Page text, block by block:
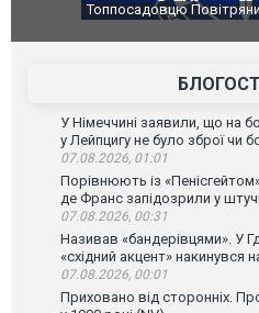
Повітряних Сил вручили нову
У Німеччині заявили, що на
у Лейпцигу не було зброї чи
07.08.2026, 01:01
Порівнюють із
де Франс запідозрили у
07.08.2026, 00:31
Називав «бандерівцями». У
«східний акцент» накинувся
07.08.2026, 00:01
Приховано від сторонніх.